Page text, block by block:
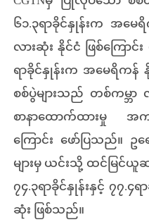
၆၁.၃ရာခိုင်နှုန်းက အမ
လားဆုံး နိုင်ငံ ဖြစ်ကြေ
ရာခိုင်နှုန်းက အမေရိကန်
စစ်ပွဲများသည် တစ်ကမ္ဘာ
စာနာထောက်ထားမှု အ
ကြောင်း ဖော်ပြသည်။
များမှ ယင်းသို့ ထင်မြင်
၇၄.၃ရာခိုင်နှုန်းနှင့် ၇၇.၄
ဆုံး ဖြစ်သည်။